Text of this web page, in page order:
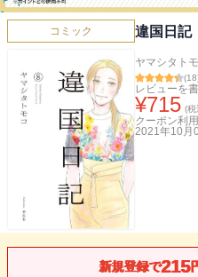
コミック 違国日記
ヤマシタト
(18
レビューを書
¥715 (税
クーポン利
2021年10月
新規登録で215